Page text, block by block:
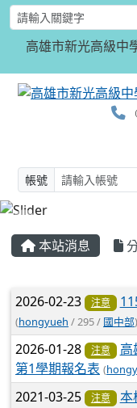
高雄市新光高級中
帳號
本站消息
文章列表
2026-02-23 注意
(hongyueh / 295 / 國中部)
2026-01-28 注意
高
第1學期報名表 (
2021-03-25 注意 本